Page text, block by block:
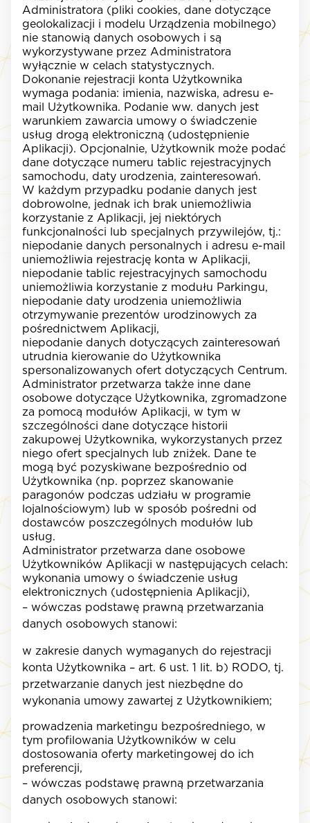
Administratora (pliki cookies, dane dotyczące
geolokalizacji i modelu Urządzenia mobilnego)
nie stanowią danych osobowych i są
wykorzystywane przez Administratora
wyłącznie w celach statystycznych.
Dokonanie rejestracji konta Użytkownika
wymaga podania: imienia, nazwiska, adresu e-
mail Użytkownika. Podanie ww. danych jest
warunkiem zawarcia umowy o świadczenie
usług drogą elektroniczną (udostępnienie
Aplikacji). Opcjonalnie, Użytkownik może podać
dane dotyczące numeru tablic rejestracyjnych
samochodu, daty urodzenia, zainteresowań.
W każdym przypadku podanie danych jest
dobrowolne, jednak ich brak uniemożliwia
korzystanie z Aplikacji, jej niektórych
funkcjonalności lub specjalnych przywilejów, tj.:
niepodanie danych personalnych i adresu e-mail
uniemożliwia rejestrację konta w Aplikacji,
niepodanie tablic rejestracyjnych samochodu
uniemożliwia korzystanie z modułu Parkingu,
niepodanie daty urodzenia uniemożliwia
otrzymywanie prezentów urodzinowych za
pośrednictwem Aplikacji,
niepodanie danych dotyczących zainteresowań
utrudnia kierowanie do Użytkownika
spersonalizowanych ofert dotyczących Centrum.
Administrator przetwarza także inne dane
osobowe dotyczące Użytkownika, zgromadzone
za pomocą modułów Aplikacji, w tym w
szczególności dane dotyczące historii
zakupowej Użytkownika, wykorzystanych przez
niego ofert specjalnych lub zniżek. Dane te
mogą być pozyskiwane bezpośrednio od
Użytkownika (np. poprzez skanowanie
paragonów podczas udziału w programie
lojalnościowym) lub w sposób pośredni od
dostawców poszczególnych modułów lub
usług.
Administrator przetwarza dane osobowe
Użytkowników Aplikacji w następujących celach:
wykonania umowy o świadczenie usług
elektronicznych (udostępnienia Aplikacji),
– wówczas podstawę prawną przetwarzania
danych osobowych stanowi:
w zakresie danych wymaganych do rejestracji
konta Użytkownika – art. 6 ust. 1 lit. b) RODO, tj.
przetwarzanie danych jest niezbędne do
wykonania umowy zawartej z Użytkownikiem;
prowadzenia marketingu bezpośredniego, w
tym profilowania Użytkowników w celu
dostosowania oferty marketingowej do ich
preferencji,
– wówczas podstawę prawną przetwarzania
danych osobowych stanowi: